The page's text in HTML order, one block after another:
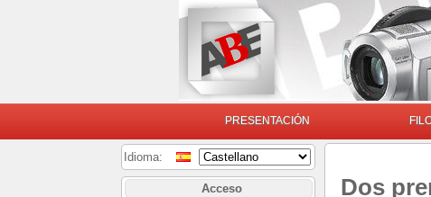
PRESENTACIÓN
Idioma:
Acceso Dos